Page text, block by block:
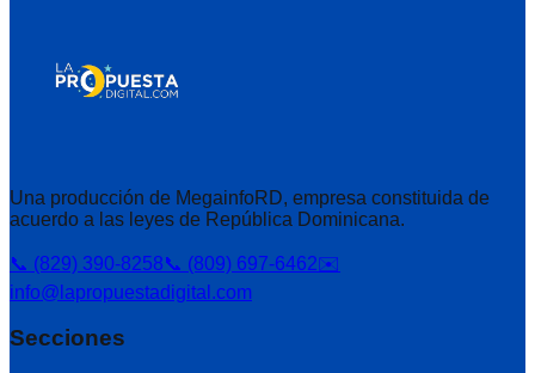
Una producción de MegainfoRD, empresa constituida de
acuerdo a las leyes de República Dominicana.
📞 (829) 390-8258📞 (809) 697-6462✉️
info@lapropuestadigital.com
Secciones